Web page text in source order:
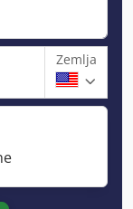
Zemlja